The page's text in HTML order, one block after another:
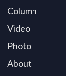
Column
Video
Photo
About